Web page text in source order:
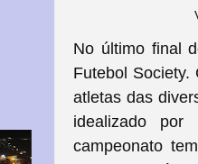
No último final
Futebol Society.
atletas das
idealizado
campeonato